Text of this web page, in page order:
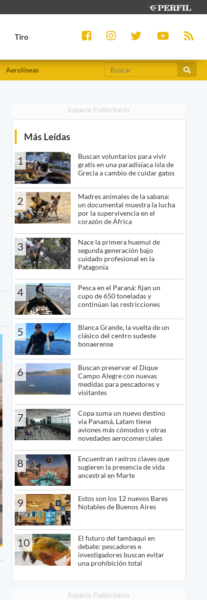
Tiro
Aerolíneas
Espacio Publicitario
Más Leídas
1
Buscan voluntarios para vivir
gratis en una paradisíaca isla de
Grecia a cambio de cuidar gatos
2
Madres animales de la sabana:
un documental muestra la lucha
por la supervivencia en el
corazón de África
3
Nace la primera huemul de
segunda generación bajo
cuidado profesional en la
Patagonia
4
Pesca en el Paraná: fijan un
cupo de 650 toneladas y
continúan las restricciones
5
Blanca Grande, la vuelta de un
clásico del centro sudeste
bonaerense
6
Buscan preservar el Dique
Campo Alegre con nuevas
medidas para pescadores y
visitantes
7
Copa suma un nuevo destino
vía Panamá, Latam tiene
aviones más cómodos y otras
novedades aerocomerciales
8
Encuentran rastros claves que
sugieren la presencia de vida
ancestral en Marte
9
Estos son los 12 nuevos Bares
Notables de Buenos Aires
10
El futuro del tambaqui en
debate: pescadores e
investigadores buscan evitar
una prohibición total
Espacio Publicitario